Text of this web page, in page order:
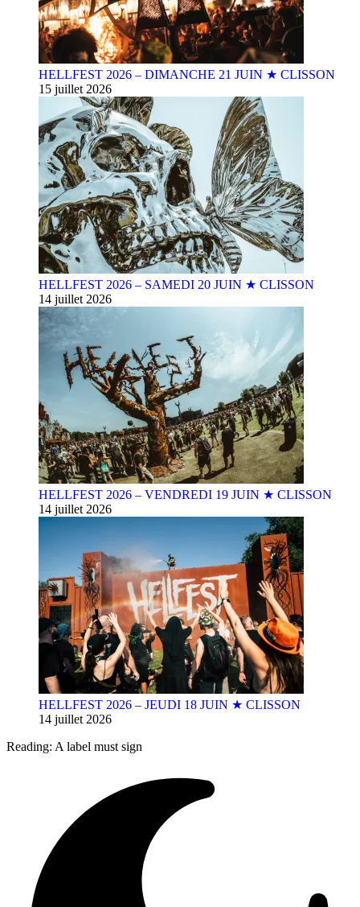
HELLFEST 2026 – DIMANCHE 21 JUIN ★ CLISSON
15 juillet 2026
HELLFEST 2026 – SAMEDI 20 JUIN ★ CLISSON
14 juillet 2026
HELLFEST 2026 – VENDREDI 19 JUIN ★ CLISSON
14 juillet 2026
HELLFEST 2026 – JEUDI 18 JUIN ★ CLISSON
14 juillet 2026
Reading: A label must sign